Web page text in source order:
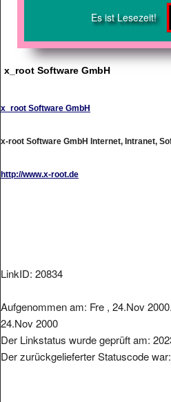
Es ist Lesezeit!
x_root Software GmbH
x_root Software GmbH
x-root Software GmbH Internet, Intranet,
http://www.x-root.de
LinkID: 20834
Aufgenommen am: Fre , 24.Nov
24.Nov 2000
Der Linkstatus wurde geprüft am:
Der zurückgelieferter Statuscode